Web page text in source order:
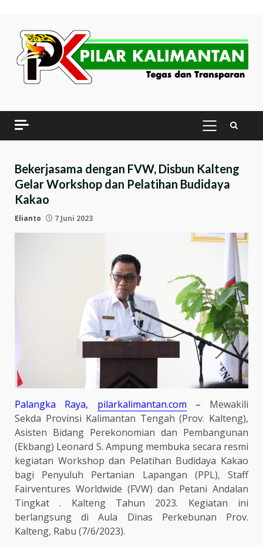
content
PRIMARY
MENU
Bekerjasama dengan FVW, Disbun Kalteng
Gelar Workshop dan Pelatihan Budidaya
Kakao
Elianto 7 Juni 2023
Palangka Raya, pilarkalimantan.com – Mewakili
Sekda Provinsi Kalimantan Tengah (Prov. Kalteng),
Asisten Bidang Perekonomian dan Pembangunan
(Ekbang) Leonard S. Ampung membuka secara resmi
kegiatan Workshop dan Pelatihan Budidaya Kakao
bagi Penyuluh Pertanian Lapangan (PPL), Staff
Fairventures Worldwide (FVW) dan Petani Andalan
Tingkat . Kalteng Tahun 2023. Kegiatan ini
berlangsung di Aula Dinas Perkebunan Prov.
Kalteng, Rabu (7/6/2023).